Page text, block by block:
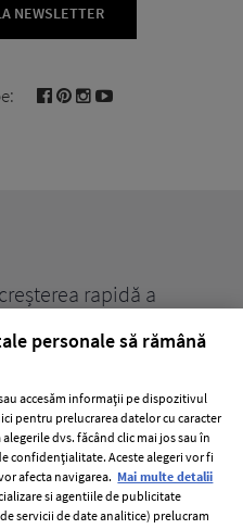
NEWSLETTER
rapidă a
personale să rămână
accesăm informații pe dispozitivul
pentru prelucrarea datelor cu caracter
dvs. făcând clic mai jos sau în
confidențialitate. Aceste alegeri vor fi
afecta navigarea. Mai multe detalii
si agentiile de publicitate
servicii de date analitice) prelucram